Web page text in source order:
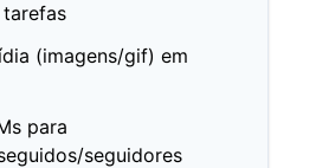
(imagens/gif) em
para
seguidores